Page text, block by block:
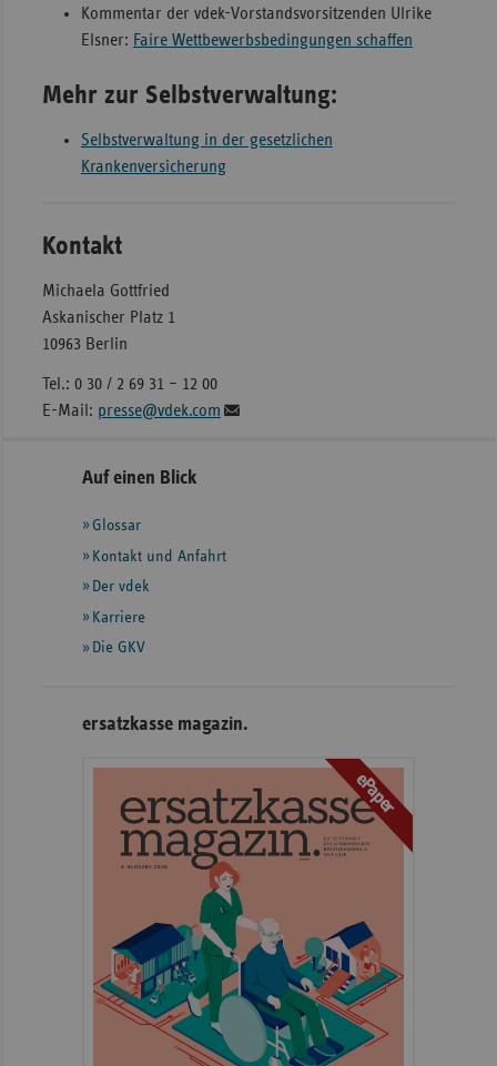
Kommentar der vdek-Vorstandsvorsitzenden Ulrike
Elsner: Faire Wettbewerbsbedingungen schaffen
Mehr zur Selbstverwaltung:
Selbstverwaltung in der gesetzlichen
Krankenversicherung
Kontakt
Michaela Gottfried
Askanischer Platz 1
10963 Berlin
Tel.: 0 30 / 2 69 31 – 12 00
E-Mail: presse@vdek.com
Seitennavigation
Seitenleiste
weiteren
Informationen
Auf einen Blick
Glossar
Kontakt und Anfahrt
Der vdek
Karriere
Die GKV
ersatzkasse magazin.
ePaper